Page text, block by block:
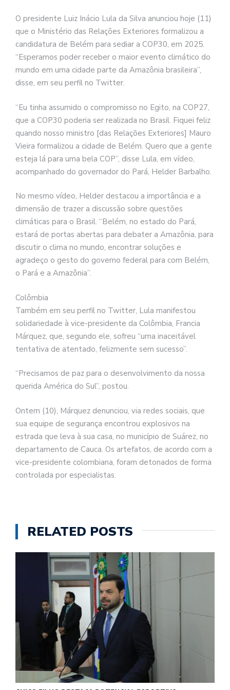
O presidente Luiz Inácio Lula da Silva anunciou hoje (11)
que o Ministério das Relações Exteriores formalizou a
candidatura de Belém para sediar a COP30, em 2025.
“Esperamos poder receber o maior evento climático do
mundo em uma cidade parte da Amazônia brasileira”,
disse, em seu perfil no Twitter.
“Eu tinha assumido o compromisso no Egito, na COP27,
que a COP30 poderia ser realizada no Brasil. Fiquei feliz
quando nosso ministro [das Relações Exteriores] Mauro
Vieira formalizou a cidade de Belém. Quero que a gente
esteja lá para uma bela COP”, disse Lula, em vídeo,
acompanhado do governador do Pará, Helder Barbalho.
No mesmo vídeo, Helder destacou a importância e a
dimensão de trazer a discussão sobre questões
climáticas para o Brasil. “Belém, no estado do Pará,
estará de portas abertas para debater a Amazônia, para
discutir o clima no mundo, encontrar soluções e
agradeço o gesto do governo federal para com Belém,
o Pará e a Amazônia”.
Colômbia
Também em seu perfil no Twitter, Lula manifestou
solidariedade à vice-presidente da Colômbia, Francia
Márquez, que, segundo ele, sofreu “uma inaceitável
tentativa de atentado, felizmente sem sucesso”.
“Precisamos de paz para o desenvolvimento da nossa
querida América do Sul”, postou.
Ontem (10), Márquez denunciou, via redes sociais, que
sua equipe de segurança encontrou explosivos na
estrada que leva à sua casa, no município de Suárez, no
departamento de Cauca. Os artefatos, de acordo com a
vice-presidente colombiana, foram detonados de forma
controlada por especialistas.
RELATED POSTS